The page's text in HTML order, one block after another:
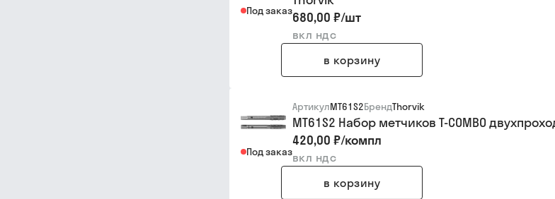
Под заказ680,00 ₽/шт
вкл ндс
в корзину
Под заказ
АртикулMT61S2БрендThorvik
MT61S2 Набор метчиков T-COMBO
420,00 ₽/компл
вкл ндс
в корзину